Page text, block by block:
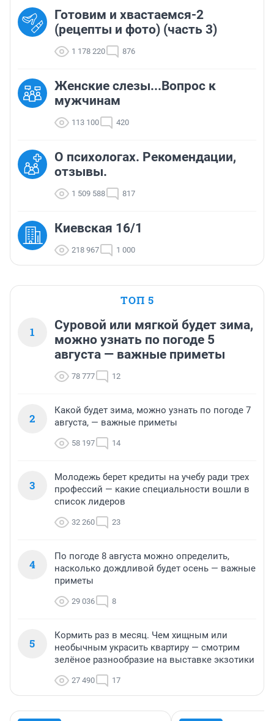
Готовим и хвастаемся-2
(рецепты и фото) (часть 3)
1 178 220 876
Женские слезы...Вопрос к
мужчинам
113 100 420
О психологах. Рекомендации,
отзывы.
1 509 588 817
Киевская 16/1
218 967 1 000
ТОП 5
1
Суровой или мягкой будет зима,
можно узнать по погоде 5
августа — важные приметы
78 777 12
2
Какой будет зима, можно узнать по погоде 7
августа, — важные приметы
58 197 14
3
Молодежь берет кредиты на учебу ради трех
профессий — какие специальности вошли в
список лидеров
32 260 23
4
По погоде 8 августа можно определить,
насколько дождливой будет осень — важные
приметы
29 036 8
5
Кормить раз в месяц. Чем хищным или
необычным украсить квартиру — смотрим
зелёное разнообразие на выставке экзотики
27 490 17